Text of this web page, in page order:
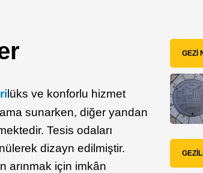
lüks ve konforlu hizmet
sunarken, diğer yandan
Tesis odaları
dizayn edilmiştir.
arınmak için imkân
GEZI